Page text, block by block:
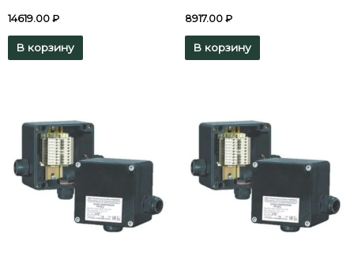
14619.00 ₽
В корзину
8917.00 ₽
В корзину